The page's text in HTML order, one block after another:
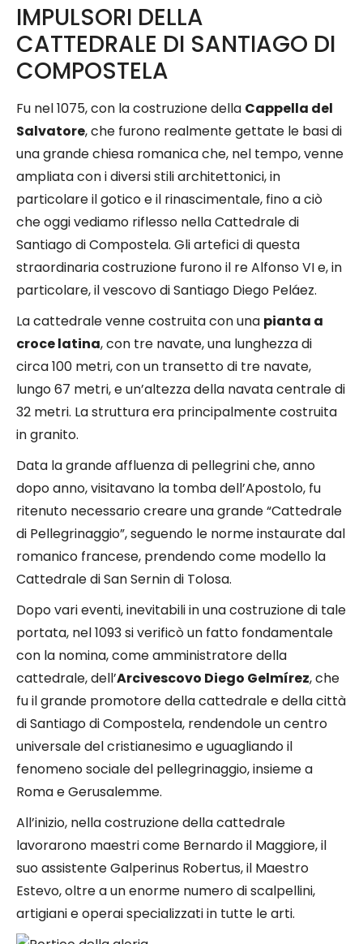
IMPULSORI DELLA
CATTEDRALE DI SANTIAGO DI
COMPOSTELA
Fu nel 1075, con la costruzione della Cappella del
Salvatore, che furono realmente gettate le basi di
una grande chiesa romanica che, nel tempo, venne
ampliata con i diversi stili architettonici, in
particolare il gotico e il rinascimentale, fino a ciò
che oggi vediamo riflesso nella Cattedrale di
Santiago di Compostela. Gli artefici di questa
straordinaria costruzione furono il re Alfonso VI e, in
particolare, il vescovo di Santiago Diego Peláez.
La cattedrale venne costruita con una pianta a
croce latina, con tre navate, una lunghezza di
circa 100 metri, con un transetto di tre navate,
lungo 67 metri, e un’altezza della navata centrale di
32 metri. La struttura era principalmente costruita
in granito.
Data la grande affluenza di pellegrini che, anno
dopo anno, visitavano la tomba dell’Apostolo, fu
ritenuto necessario creare una grande “Cattedrale
di Pellegrinaggio”, seguendo le norme instaurate dal
romanico francese, prendendo come modello la
Cattedrale di San Sernin di Tolosa.
Dopo vari eventi, inevitabili in una costruzione di tale
portata, nel 1093 si verificò un fatto fondamentale
con la nomina, come amministratore della
cattedrale, dell’Arcivescovo Diego Gelmírez, che
fu il grande promotore della cattedrale e della città
di Santiago di Compostela, rendendole un centro
universale del cristianesimo e uguagliando il
fenomeno sociale del pellegrinaggio, insieme a
Roma e Gerusalemme.
All’inizio, nella costruzione della cattedrale
lavorarono maestri come Bernardo il Maggiore, il
suo assistente Galperinus Robertus, il Maestro
Estevo, oltre a un enorme numero di scalpellini,
artigiani e operai specializzati in tutte le arti.